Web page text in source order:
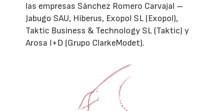
las empresas Sánchez Romero Carvajal –
Jabugo SAU, Hiberus, Exopol SL (Exopol),
Taktic Business & Technology SL (Taktic) y
Arosa I+D (Grupo ClarkeModet).